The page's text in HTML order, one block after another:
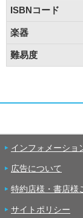
ISBNコード
楽器
難易度
インフォメーショ
広告について
特約店様・書店様
サイトポリシー